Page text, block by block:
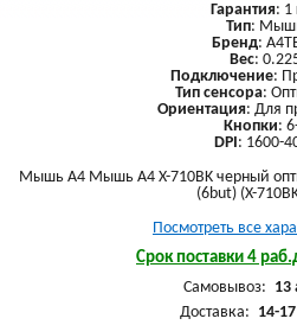
Гарантия: 1
Тип:
Бренд:
Вес:
Подключение:
Тип сенсора:
Ориентация: Для
Кнопки:
DPI: 1600-
Мышь A4 Мышь A4 X-710BK черный
(6but) (X-
Посмотреть все
Срок поставки 4
Самовывоз: 13
Доставка: 14-